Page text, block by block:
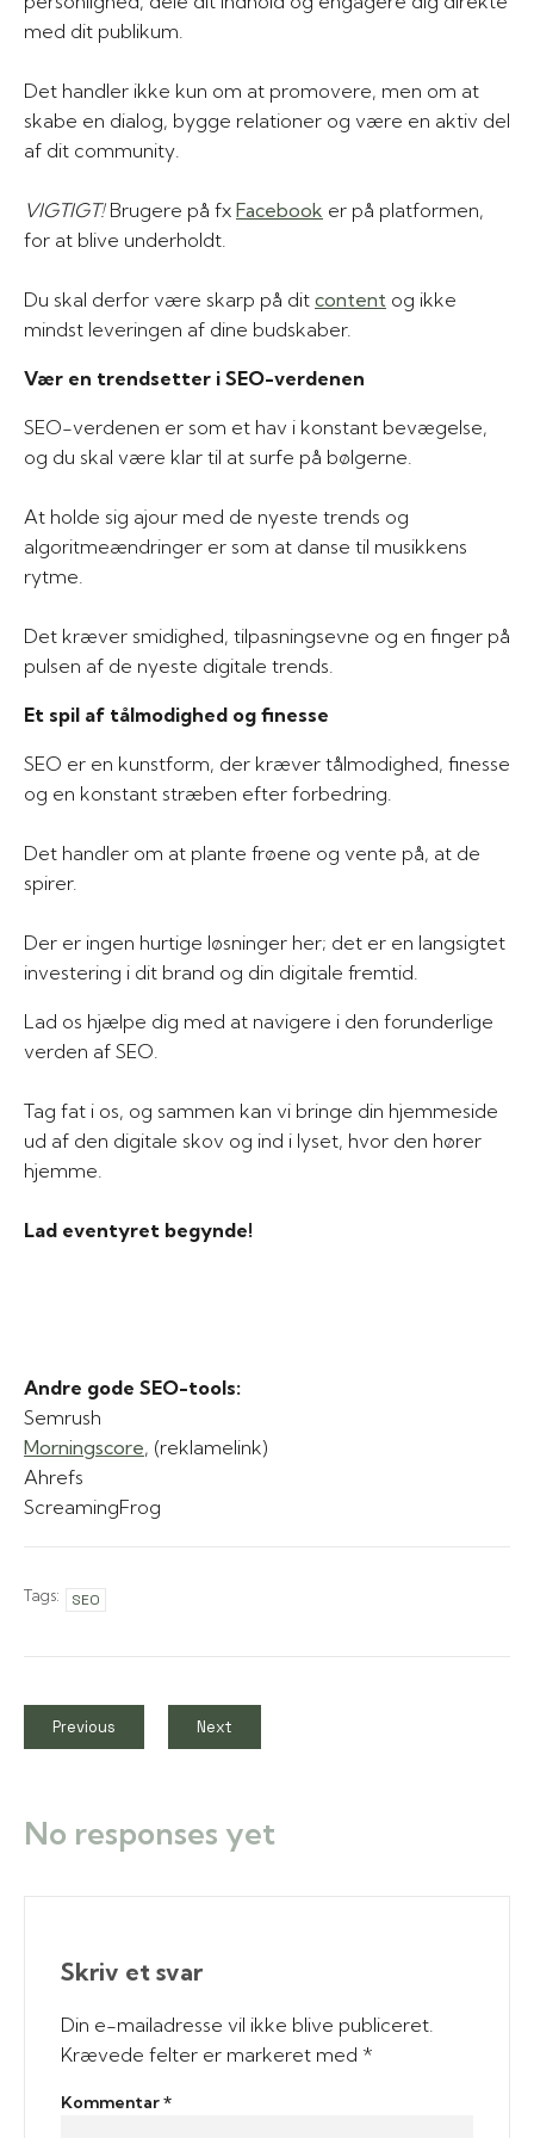
med dit publikum.
Det handler ikke kun om at promovere, men om at
skabe en dialog, bygge relationer og være en aktiv del
af dit community.
VIGTIGT!Brugere på fx Facebook er på platformen,
for at blive underholdt.
Du skal derfor være skarp på dit content og ikke
mindst leveringen af dine budskaber.
Vær en trendsetter i SEO-verdenen
SEO-verdenen er som et hav i konstant bevægelse,
og du skal være klar til at surfe på bølgerne.
At holde sig ajour med de nyeste trends og
algoritmeændringer er som at danse til musikkens
rytme.
Det kræver smidighed, tilpasningsevne og en finger på
pulsen af de nyeste digitale trends.
Et spil af tålmodighed og finesse
SEO er en kunstform, der kræver tålmodighed, finesse
og en konstant stræben efter forbedring.
Det handler om at plante frøene og vente på, at de
spirer.
Der er ingen hurtige løsninger her; det er en langsigtet
investering i dit brand og din digitale fremtid.
Lad os hjælpe dig med at navigere i den forunderlige
verden af SEO.
Tag fat i os, og sammen kan vi bringe din hjemmeside
ud af den digitale skov og ind i lyset, hvor den hører
hjemme.
Lad eventyret begynde!
Andre gode SEO-tools:
Semrush
Morningscore, (reklamelink)
Ahrefs
ScreamingFrog
Tags: SEO
Previous Next
No responses yet
Skriv et svar
Din e-mailadresse vil ikke blive publiceret.
Krævede felter er markeret med *
Kommentar*